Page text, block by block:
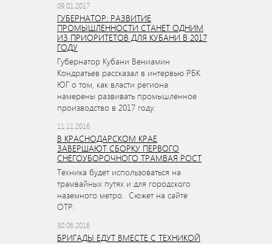
09.01.2017
ГУБЕРНАТОР: РАЗВИТИЕ
ПРОМЫШЛЕННОСТИ СТАНЕТ ОДНИМ
ИЗ ПРИОРИТЕТОВ ДЛЯ КУБАНИ В 2017
ГОДУ
Губернатор Кубани Вениамин
Кондратьев рассказал в интервью РБК
ЮГ о том, как власти региона
намерены развивать промышленное
производство в 2017 году.
11.11.2016
В КРАСНОДАРСКОМ КРАЕ
ЗАВЕРШАЮТ СБОРКУ ПЕРВОГО
СНЕГОУБОРОЧНОГО ТРАМВАЯ РОСТ
Техника будет использоваться на
трамвайных путях и для городского
наземного метро. Сюжет на сайте
ОТР.
30.06.2016
БРИГАДЫ ЕДУТ ВМЕСТЕ С ТЕХНИКОЙ